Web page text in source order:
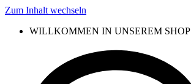
Zum Inhalt wechseln
WILLKOMMEN IN UNSEREM SHOP